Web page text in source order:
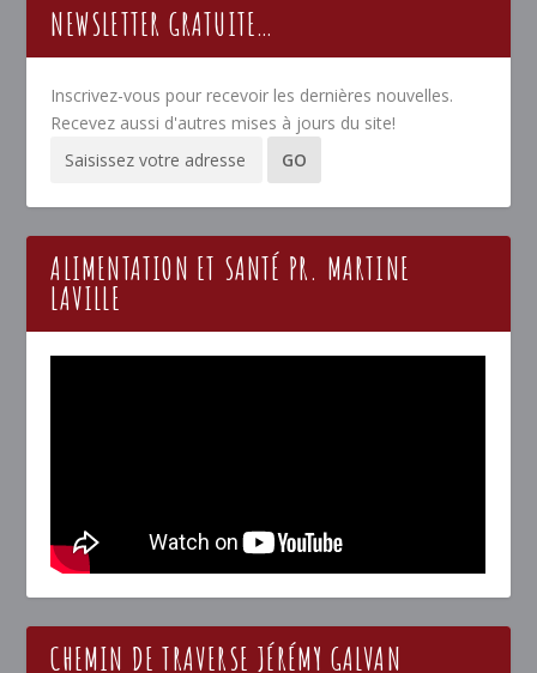
NEWSLETTER GRATUITE…
Inscrivez-vous pour recevoir les dernières nouvelles.
Recevez aussi d'autres mises à jours du site!
ALIMENTATION ET SANTÉ PR. MARTINE
LAVILLE
CHEMIN DE TRAVERSE JÉRÉMY GALVAN